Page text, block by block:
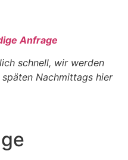
Anfrage
schnell, wir werden
Nachmittags hier